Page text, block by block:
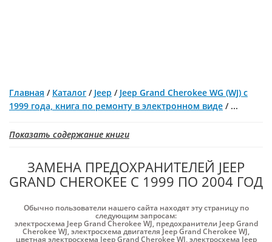
Главная / Каталог / Jeep / Jeep Grand Cherokee WG (WJ) с
1999 года, книга по ремонту в электронном виде / ...
Показать содержание книги
ЗАМЕНА ПРЕДОХРАНИТЕЛЕЙ JEEP
GRAND CHEROKEE С 1999 ПО 2004 ГОД
Обычно пользователи нашего сайта находят эту страницу по
следующим запросам:
электросхема Jeep Grand Cherokee WJ,предохранители Jeep Grand
Cherokee WJ,электросхема двигателя Jeep Grand Cherokee WJ,
цветная электросхема Jeep Grand Cherokee WJ,электросхема Jeep